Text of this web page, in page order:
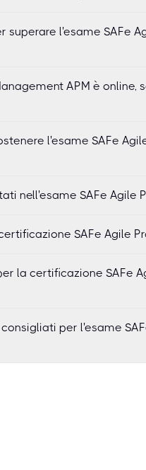
superare l'esame SAFe
APM è online,
l'esame SAFe
nell'esame SAFe Agile
SAFe Agile
la certificazione SAFe
per l'esame